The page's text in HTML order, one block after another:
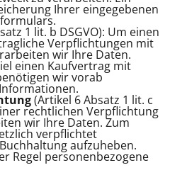
Ihrer eingegebenen
1 lit. b DSGVO): Um einen
Verpflichtungen mit
wir Ihre Daten.
einen Kaufvertrag mit
wir vorab
(Artikel 6 Absatz 1 lit. c
rechtlichen Verpflichtung
wir Ihre Daten. Zum
verpflichtet
aufzuheben.
Regel personenbezogene